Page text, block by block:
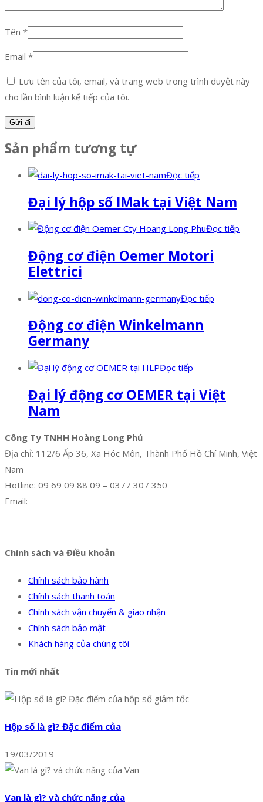
Tên *
Email *
Lưu tên của tôi, email, và trang web trong trình duyệt này
cho lần bình luận kế tiếp của tôi.
Sản phẩm tương tự
Đọc tiếp
Đại lý hộp số IMak tại Việt Nam
Đọc tiếp
Động cơ điện Oemer Motori
Elettrici
Đọc tiếp
Động cơ điện Winkelmann
Germany
Đọc tiếp
Đại lý động cơ OEMER tại Việt
Nam
Công Ty TNHH Hoàng Long Phú
Địa chỉ: 112/6 Ấp 36, Xã Hóc Môn, Thành Phố Hồ Chí Minh, Việt
Nam
Hotline: 09 69 09 88 09 – 0377 307 350
Email:
Chính sách và Điều khoản
Chính sách bảo hành
Chính sách thanh toán
Chính sách vận chuyển & giao nhận
Chính sách bảo mật
Khách hàng của chúng tôi
Tin mới nhất
Hộp số là gì? Đặc điểm của
19/03/2019
Van là gì? và chức năng của